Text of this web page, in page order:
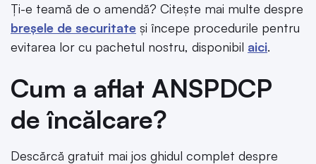
Ți-e teamă de o amendă? Citește mai multe despre
breșele de securitate și începe procedurile pentru
evitarea lor cu pachetul nostru, disponibil aici.
Cum a aflat ANSPDCP
de încălcare?
Descărcă gratuit mai jos ghidul complet despre